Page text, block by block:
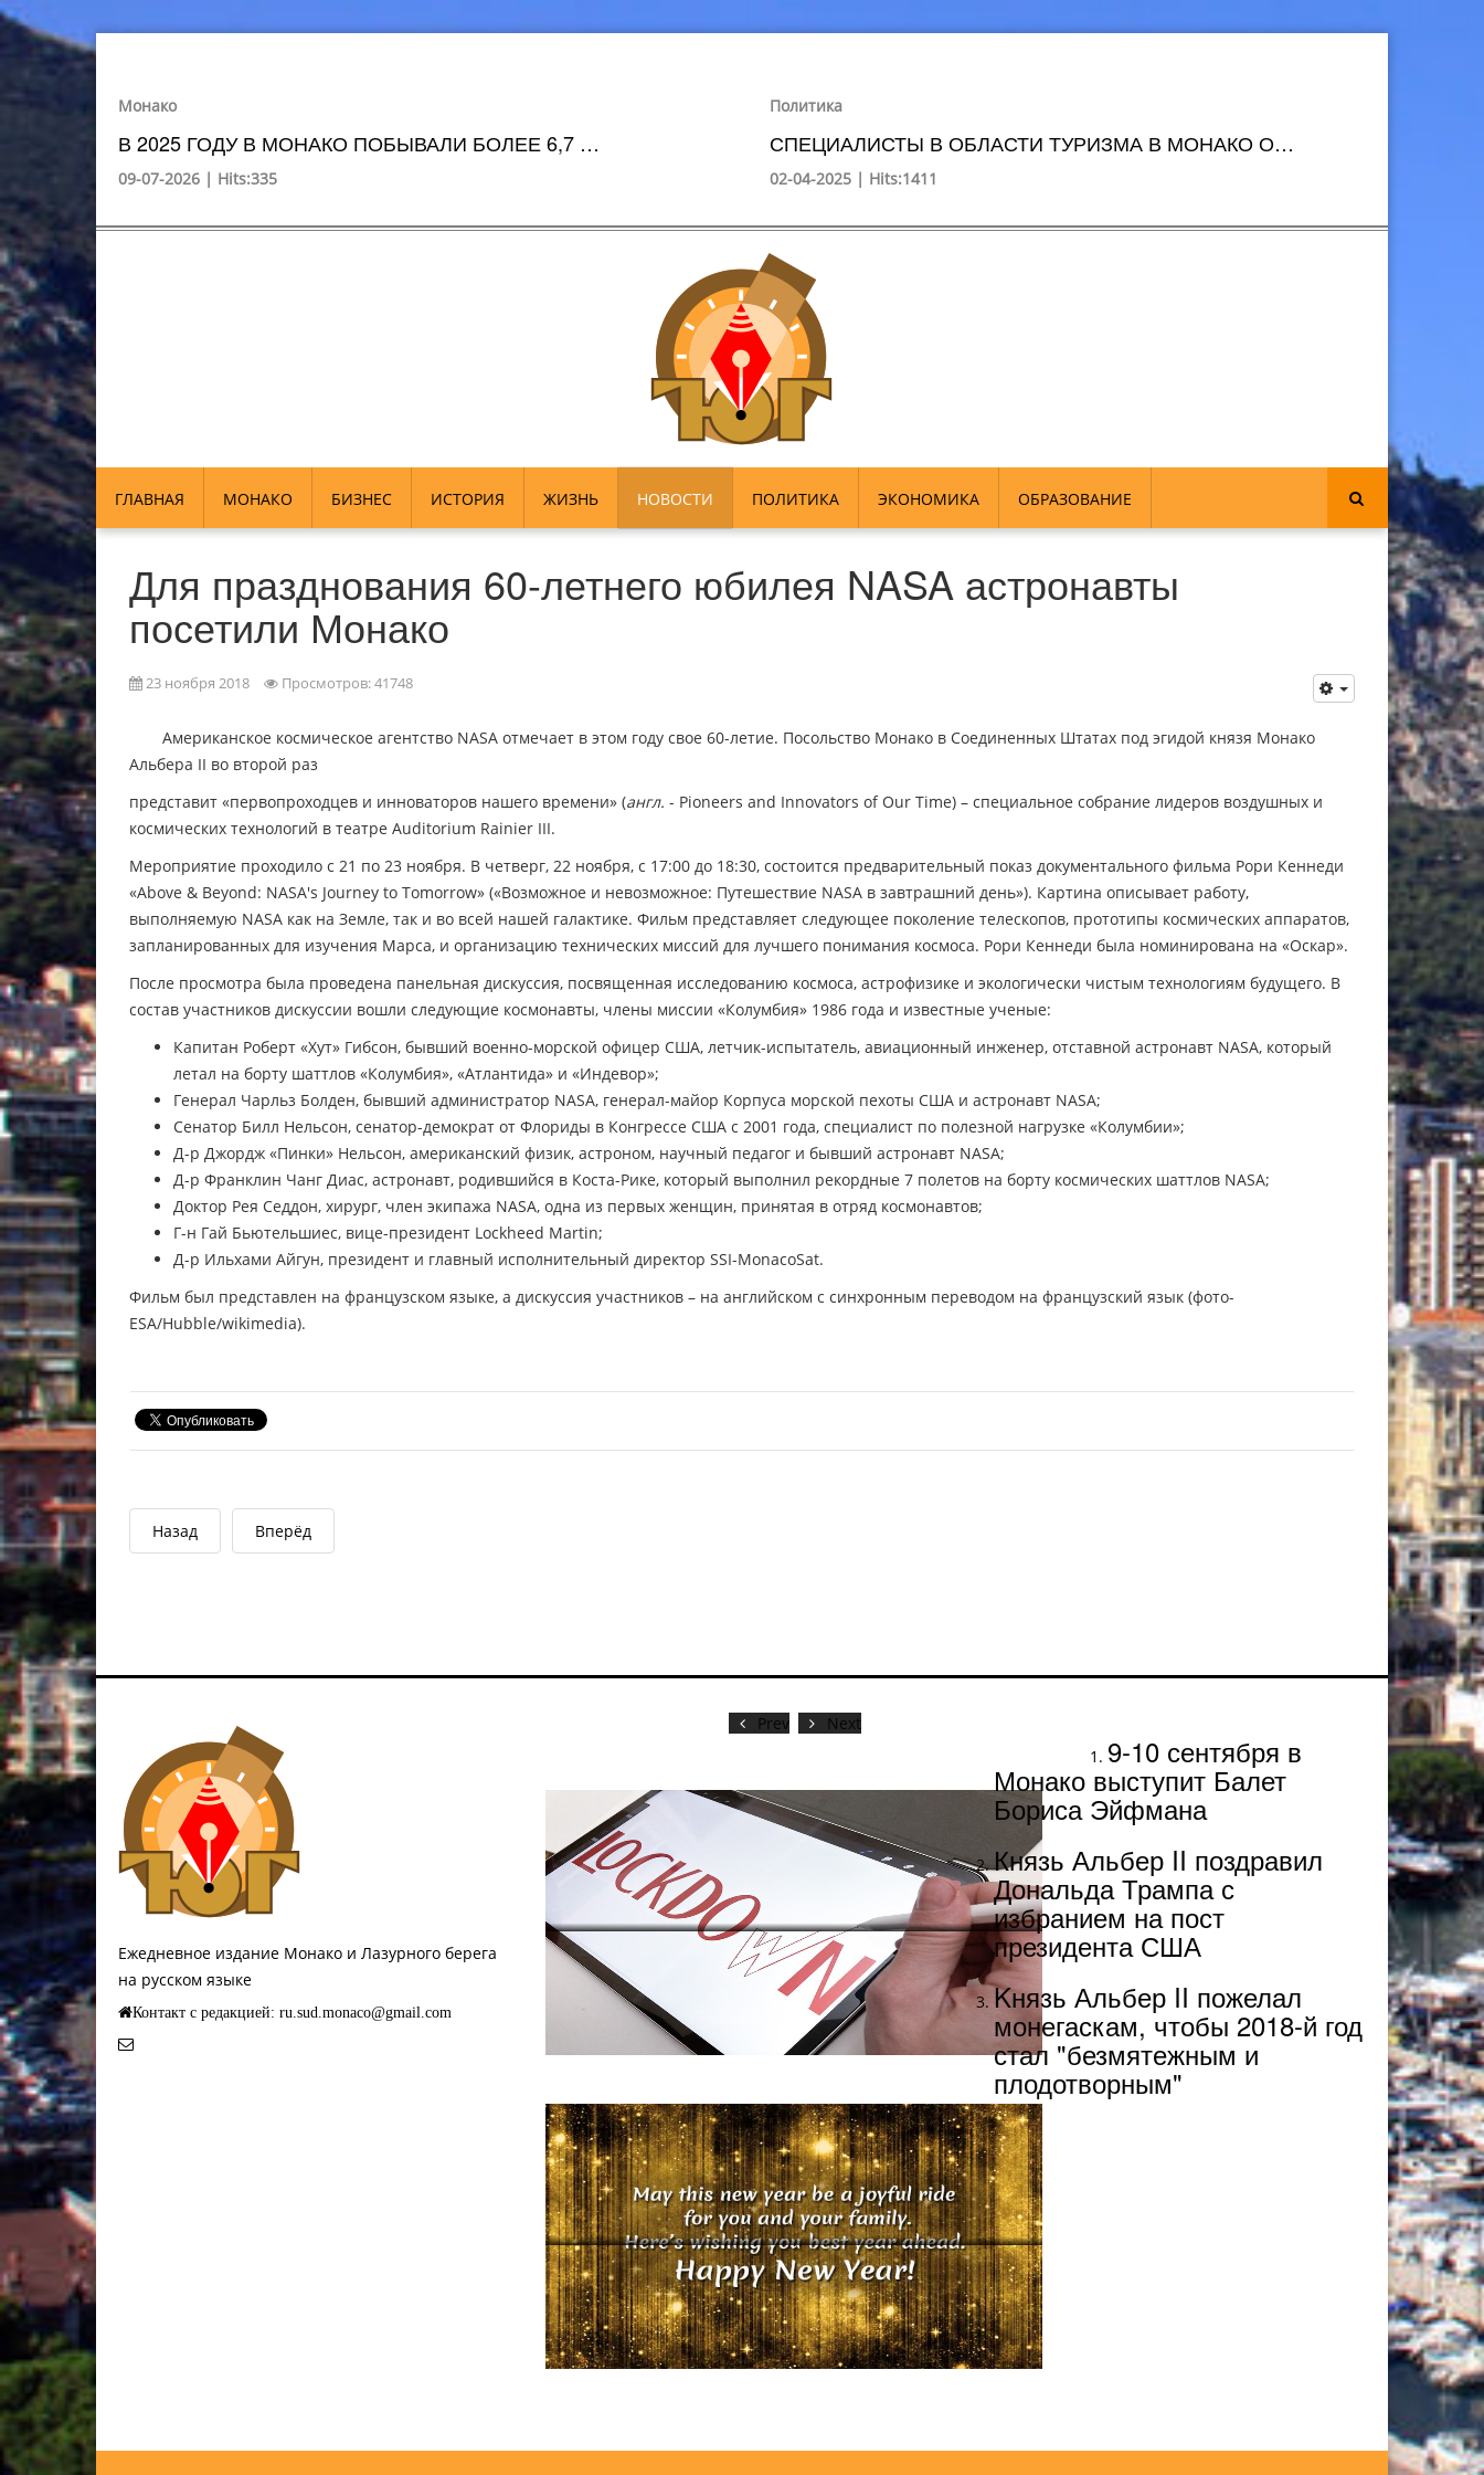
Монако
В 2025 ГОДУ В МОНАКО ПОБЫВАЛИ БОЛЕЕ 6,7 …
09-07-2026 | Hits:335
Политика
СПЕЦИАЛИСТЫ В ОБЛАСТИ ТУРИЗМА В МОНАКО О…
02-04-2025 | Hits:1411
ГЛАВНАЯ МОНАКО БИЗНЕС ИСТОРИЯ ЖИЗНЬ НОВОСТИ ПОЛИТИКА ЭКОНОМИКА ОБРАЗОВАНИЕ
Для празднования 60-летнего юбилея NASA астронавты
посетили Монако
23 ноября 2018 Просмотров: 41748
Американское космическое агентство NASA отмечает в этом году свое 60-летие. Посольство Монако в Соединенных Штатах под эгидой князя Монако
Альбера II во второй раз
представит «первопроходцев и инноваторов нашего времени» (англ. - Pioneers and Innovators of Our Time) – специальное собрание лидеров воздушных и
космических технологий в театре Auditorium Rainier III.
Мероприятие проходило с 21 по 23 ноября. В четверг, 22 ноября, с 17:00 до 18:30, состоится предварительный показ документального фильма Рори Кеннеди
«Above & Beyond: NASA's Journey to Tomorrow» («Возможное и невозможное: Путешествие NASA в завтрашний день»). Картина описывает работу,
выполняемую NASA как на Земле, так и во всей нашей галактике. Фильм представляет следующее поколение телескопов, прототипы космических аппаратов,
запланированных для изучения Марса, и организацию технических миссий для лучшего понимания космоса. Рори Кеннеди была номинирована на «Оскар».
После просмотра была проведена панельная дискуссия, посвященная исследованию космоса, астрофизике и экологически чистым технологиям будущего. В
состав участников дискуссии вошли следующие космонавты, члены миссии «Колумбия» 1986 года и известные ученые:
Капитан Роберт «Хут» Гибсон, бывший военно-морской офицер США, летчик-испытатель, авиационный инженер, отставной астронавт NASA, который
летал на борту шаттлов «Колумбия», «Атлантида» и «Индевор»;
Генерал Чарльз Болден, бывший администратор NASA, генерал-майор Корпуса морской пехоты США и астронавт NASA;
Сенатор Билл Нельсон, сенатор-демократ от Флориды в Конгрессе США с 2001 года, специалист по полезной нагрузке «Колумбии»;
Д-р Джордж «Пинки» Нельсон, американский физик, астроном, научный педагог и бывший астронавт NASA;
Д-р Франклин Чанг Диас, астронавт, родившийся в Коста-Рике, который выполнил рекордные 7 полетов на борту космических шаттлов NASA;
Доктор Рея Седдон, хирург, член экипажа NASA, одна из первых женщин, принятая в отряд космонавтов;
Г-н Гай Бьютельшиес, вице-президент Lockheed Martin;
Д-р Ильхами Айгун, президент и главный исполнительный директор SSI-MonacoSat.
Фильм был представлен на французском языке, а дискуссия участников – на английском с синхронным переводом на французский язык (фото-
ESA/Hubble/wikimedia).
Назад Вперёд
Ежедневное издание Монако и Лазурного берега
на русском языке
Контакт с редакцией: ru.sud.monaco@gmail.com
Prev Next
9-10 сентября в
Монако выступит Балет
Бориса Эйфмана
Князь Альбер II поздравил
Дональда Трампа с
избранием на пост
президента США
Kнязь Альбер II пожелал
монегаскам, чтобы 2018-й год
стал "безмятежным и
плодотворным"